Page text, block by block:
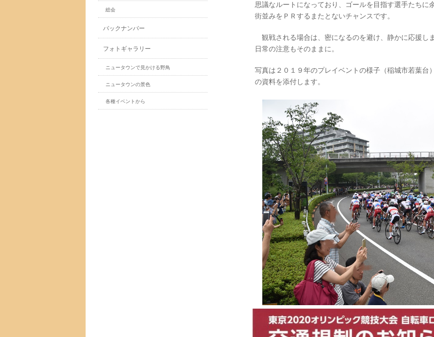
思議なルートになっており、ゴールを目指す選手たちに
街並みをＰＲするまたとないチャンスです。
観戦される場合は、密になるのを避け、静かに応援し
日常の注意もそのままに。
写真は２０１９年のプレイベントの様子（稲城市若葉台
の資料を添付します。
総会
バックナンバー
フォトギャラリー
ニュータウンで見かける野鳥
ニュータウンの景色
各種イベントから